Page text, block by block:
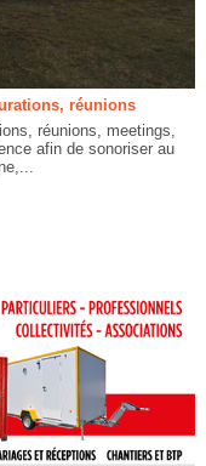
réunions
réunions, meetings,
afin de sonoriser au